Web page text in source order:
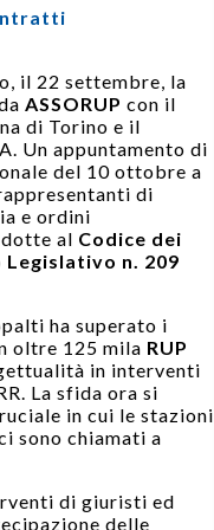
il 22 settembre, la
ASSORUP con il
di Torino e il
Un appuntamento di
del 10 ottobre a
di
e ordini
al Codice dei
n. 209
ha superato i
oltre 125 mila RUP
in interventi
La sfida ora si
in cui le stazioni
sono chiamati a
di giuristi ed
delle